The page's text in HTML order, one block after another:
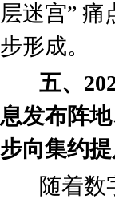
层迷宫”
步形成。
五、
息发布阵
步向集约
随着数字